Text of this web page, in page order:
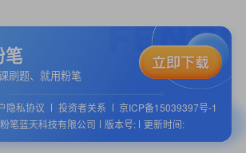
笔
刷题、就用粉笔
隐私协议 投资者关系
京ICP备15039397号-1
笔蓝天科技有限公司
版本号: 更新时间: